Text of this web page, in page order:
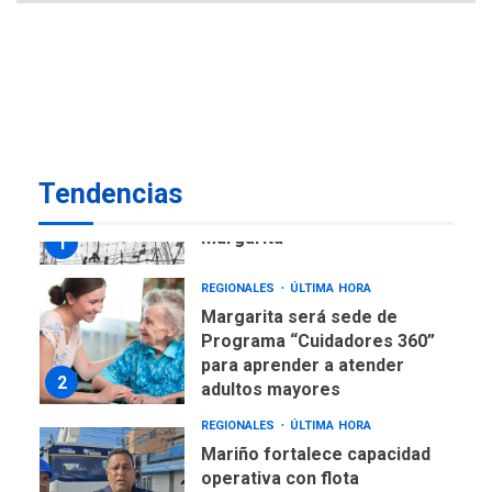
Tendencias
1
Margarita
2
REGIONALES ÚLTIMA HORA
Margarita será sede de
Programa “Cuidadores 360”
para aprender a atender
adultos mayores
REGIONALES ÚLTIMA HORA
Mariño fortalece capacidad
operativa con flota